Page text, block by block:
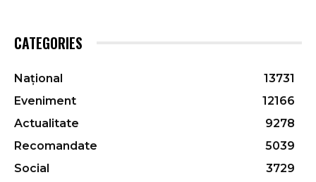
CATEGORIES
Național
13731
Eveniment
12166
Actualitate
9278
Recomandate
5039
Social
3729